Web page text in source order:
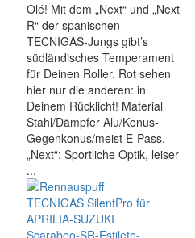
Olé! Mit dem „Next“ und „Next
R“ der spanischen
TECNIGAS-Jungs gibt’s
südländisches Temperament
für Deinen Roller. Rot sehen
hier nur die anderen: in
Deinem Rücklicht! Material
Stahl/Dämpfer Alu/Konus-
Gegenkonus/meist E-Pass.
„Next“: Sportliche Optik, leiser
...